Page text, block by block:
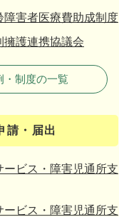
障害者医療費助成制度
擁護連携協議会
・制度の一覧
請・届出
ービス・障害児通所支
ービス・障害児通所支